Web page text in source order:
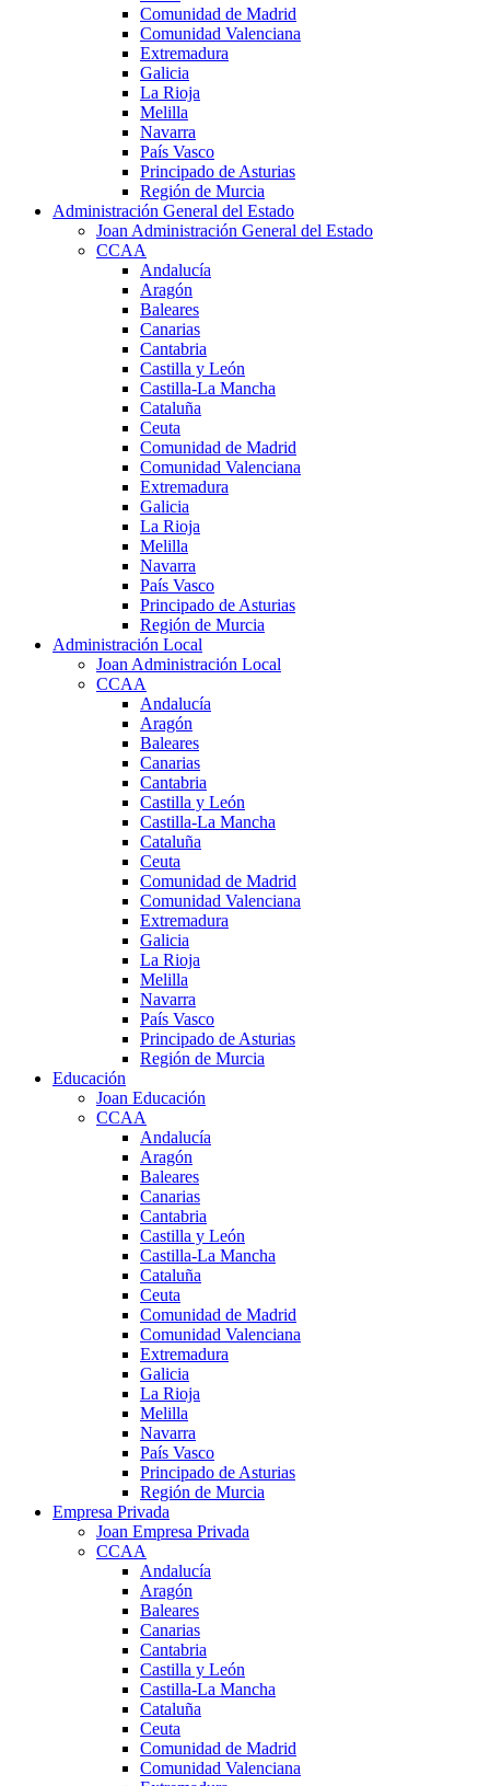
Comunidad de Madrid
Comunidad Valenciana
Extremadura
Galicia
La Rioja
Melilla
Navarra
País Vasco
Principado de Asturias
Región de Murcia
Administración General del Estado
Joan Administración General del Estado
CCAA
Andalucía
Aragón
Baleares
Canarias
Cantabria
Castilla y León
Castilla-La Mancha
Cataluña
Ceuta
Comunidad de Madrid
Comunidad Valenciana
Extremadura
Galicia
La Rioja
Melilla
Navarra
País Vasco
Principado de Asturias
Región de Murcia
Administración Local
Joan Administración Local
CCAA
Andalucía
Aragón
Baleares
Canarias
Cantabria
Castilla y León
Castilla-La Mancha
Cataluña
Ceuta
Comunidad de Madrid
Comunidad Valenciana
Extremadura
Galicia
La Rioja
Melilla
Navarra
País Vasco
Principado de Asturias
Región de Murcia
Educación
Joan Educación
CCAA
Andalucía
Aragón
Baleares
Canarias
Cantabria
Castilla y León
Castilla-La Mancha
Cataluña
Ceuta
Comunidad de Madrid
Comunidad Valenciana
Extremadura
Galicia
La Rioja
Melilla
Navarra
País Vasco
Principado de Asturias
Región de Murcia
Empresa Privada
Joan Empresa Privada
CCAA
Andalucía
Aragón
Baleares
Canarias
Cantabria
Castilla y León
Castilla-La Mancha
Cataluña
Ceuta
Comunidad de Madrid
Comunidad Valenciana